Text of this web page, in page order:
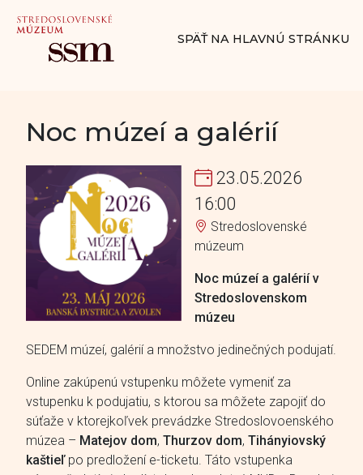
SPÄŤ NA HLAVNÚ STRÁNKU
Noc múzeí a galérií
23.05.2026
16:00
Stredoslovenské
múzeum
Noc múzeí a galérií v
Stredoslovenskom
múzeu
SEDEM múzeí, galérií a množstvo jedinečných podujatí.
Online zakúpenú vstupenku môžete vymeniť za
vstupenku k podujatiu, s ktorou sa môžete zapojiť do
súťaže v ktorejkoľvek prevádzke Stredoslovoenského
múzea – Matejov dom, Thurzov dom, Tihányiovský
kaštieľpo predložení e-ticketu. Táto vstupenka